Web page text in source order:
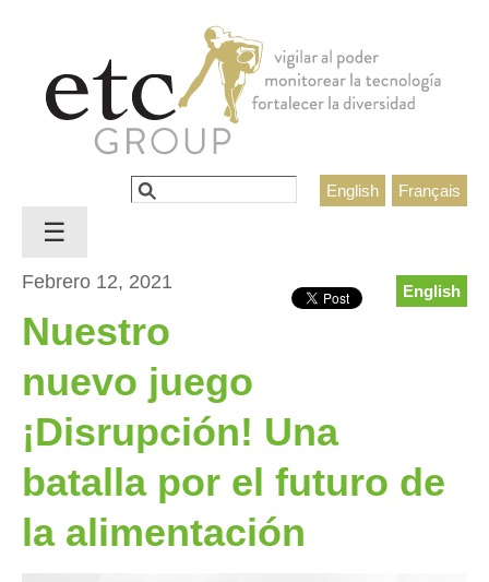
Français
English
Formulario de búsqueda
Buscar
English
Febrero 12, 2021
Nuestro
nuevo juego
¡Disrupción! Una
batalla por el futuro de
la alimentación
☰